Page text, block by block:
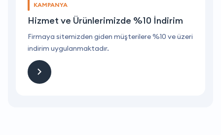
KAMPANYA
Hizmet ve Ürünlerimizde %10 İndirim
Firmaya sitemizden giden müşterilere %10 ve üzeri
indirim uygulanmaktadır.